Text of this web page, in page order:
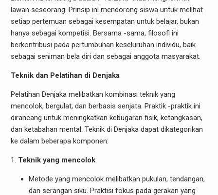
lawan seseorang. Prinsip ini mendorong siswa untuk melihat
setiap pertemuan sebagai kesempatan untuk belajar, bukan
hanya sebagai kompetisi. Bersama -sama, filosofi ini
berkontribusi pada pertumbuhan keseluruhan individu, baik
sebagai seniman bela diri dan sebagai anggota masyarakat.
Teknik dan Pelatihan di Denjaka
Pelatihan Denjaka melibatkan kombinasi teknik yang
mencolok, bergulat, dan berbasis senjata. Praktik -praktik ini
dirancang untuk meningkatkan kebugaran fisik, ketangkasan,
dan ketabahan mental. Teknik di Denjaka dapat dikategorikan
ke dalam beberapa komponen:
Teknik yang mencolok:
Metode yang mencolok melibatkan pukulan, tendangan,
dan serangan siku. Praktisi fokus pada gerakan yang